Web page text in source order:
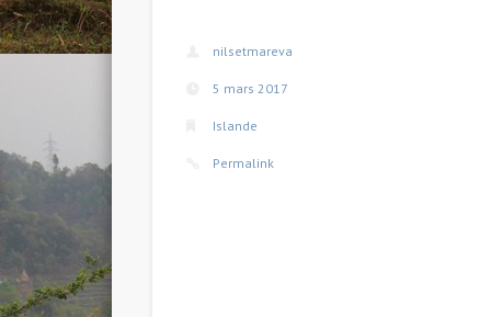
nilsetmareva
5 mars 2017
Islande
Permalink